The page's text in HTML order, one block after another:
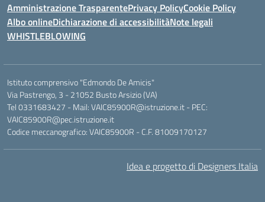
Amministrazione TrasparentePrivacy PolicyCookie Policy
Albo onlineDichiarazione di accessibilitàNote legali
WHISTLEBLOWING
Istituto comprensivo "Edmondo De Amicis"
Via Pastrengo, 3 - 21052 Busto Arsizio (VA)
Tel 0331683427 - Mail: VAIC85900R@istruzione.it - PEC:
VAIC85900R@pec.istruzione.it
Codice meccanografico: VAIC85900R - C.F. 81009170127
Idea e progetto di Designers Italia